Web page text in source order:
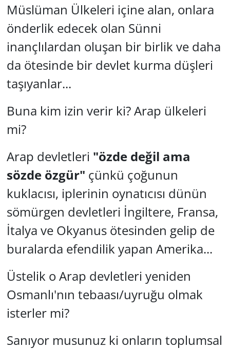
Müslüman Ülkeleri içine alan, onlara
önderlik edecek olan Sünni
inançlılardan oluşan bir birlik ve daha
da ötesinde bir devlet kurma düşleri
taşıyanlar...
Buna kim izin verir ki? Arap ülkeleri
mi?
Arap devletleri "özde değil ama
sözde özgür" çünkü çoğunun
kuklacısı, iplerinin oynatıcısı dünün
sömürgen devletleri İngiltere, Fransa,
İtalya ve Okyanus ötesinden gelip de
buralarda efendilik yapan Amerika...
Üstelik o Arap devletleri yeniden
Osmanlı'nın tebaası/uyruğu olmak
isterler mi?
Sanıyor musunuz ki onların toplumsal